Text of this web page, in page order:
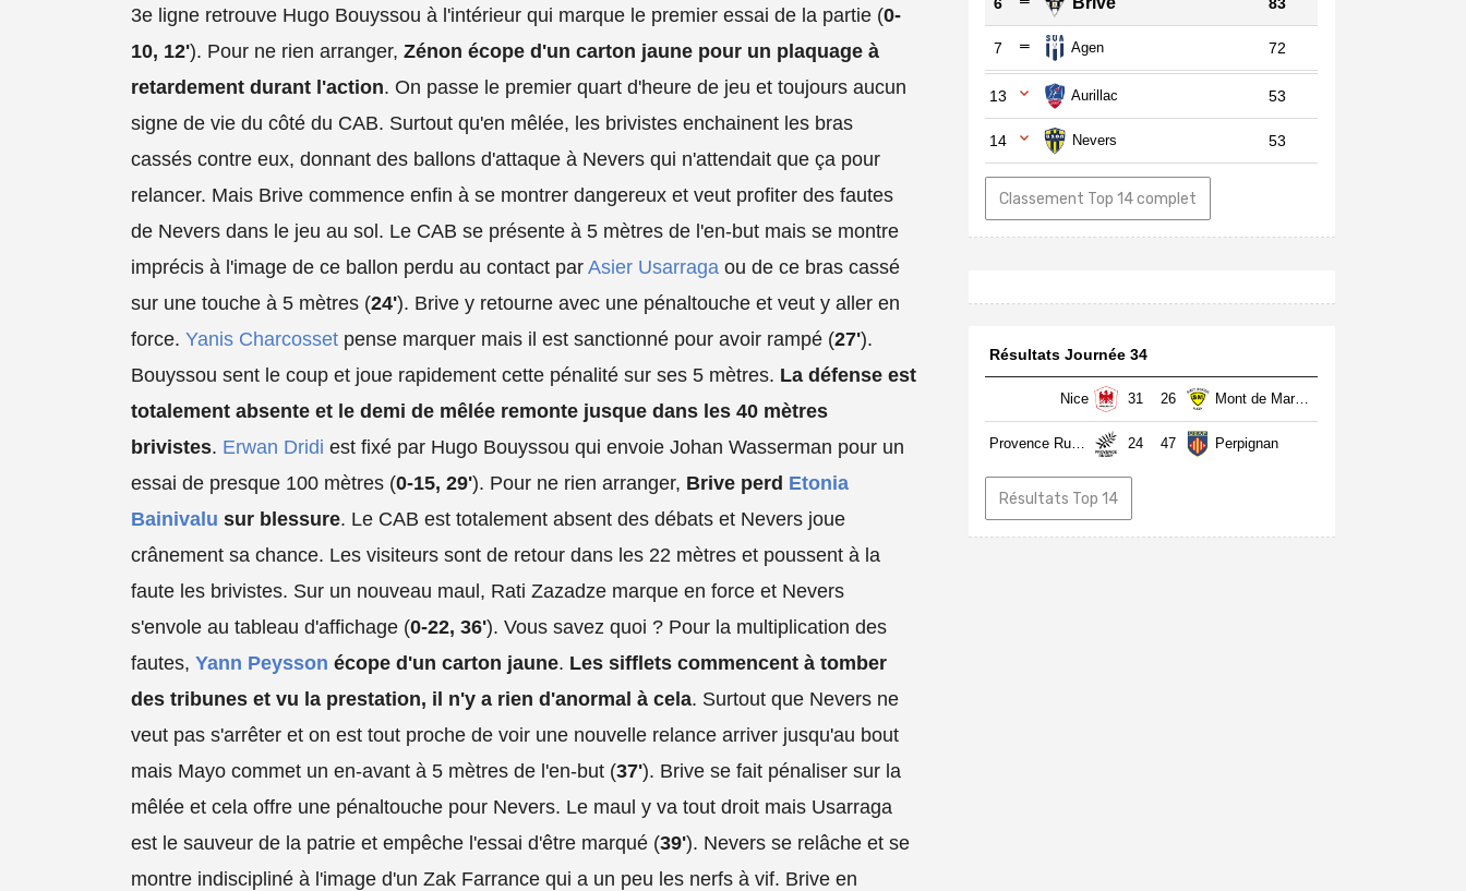
3e ligne retrouve Hugo Bouyssou à l'intérieur qui marque le premier essai de la partie (0-
10, 12'). Pour ne rien arranger, Zénon écope d'un carton jaune pour un plaquage à
retardement durant l'action. On passe le premier quart d'heure de jeu et toujours aucun
signe de vie du côté du CAB. Surtout qu'en mêlée, les brivistes enchainent les bras
cassés contre eux, donnant des ballons d'attaque à Nevers qui n'attendait que ça pour
relancer. Mais Brive commence enfin à se montrer dangereux et veut profiter des fautes
de Nevers dans le jeu au sol. Le CAB se présente à 5 mètres de l'en-but mais se montre
imprécis à l'image de ce ballon perdu au contact par Asier Usarraga ou de ce bras cassé
sur une touche à 5 mètres (24'). Brive y retourne avec une pénaltouche et veut y aller en
force. Yanis Charcosset pense marquer mais il est sanctionné pour avoir rampé (27').
Bouyssou sent le coup et joue rapidement cette pénalité sur ses 5 mètres. La défense est
totalement absente et le demi de mêlée remonte jusque dans les 40 mètres
brivistes. Erwan Dridi est fixé par Hugo Bouyssou qui envoie Johan Wasserman pour un
essai de presque 100 mètres (0-15, 29'). Pour ne rien arranger, Brive perd Etonia
Bainivalu sur blessure. Le CAB est totalement absent des débats et Nevers joue
crânement sa chance. Les visiteurs sont de retour dans les 22 mètres et poussent à la
faute les brivistes. Sur un nouveau maul, Rati Zazadze marque en force et Nevers
s'envole au tableau d'affichage (0-22, 36'). Vous savez quoi ? Pour la multiplication des
fautes, Yann Peysson écope d'un carton jaune. Les sifflets commencent à tomber
des tribunes et vu la prestation, il n'y a rien d'anormal à cela. Surtout que Nevers ne
veut pas s'arrêter et on est tout proche de voir une nouvelle relance arriver jusqu'au bout
mais Mayo commet un en-avant à 5 mètres de l'en-but (37'). Brive se fait pénaliser sur la
mêlée et cela offre une pénaltouche pour Nevers. Le maul y va tout droit mais Usarraga
est le sauveur de la patrie et empêche l'essai d'être marqué (39'). Nevers se relâche et se
montre indiscipliné à l'image d'un Zak Farrance qui a un peu les nerfs à vif. Brive en
7 Agen 72
13 Aurillac 53
14 Nevers 53
Classement Top 14 complet
Résultats Journée 34
Nice 31 26 Mont de Marsan
24 47 Perpignan
Résultats Top 14